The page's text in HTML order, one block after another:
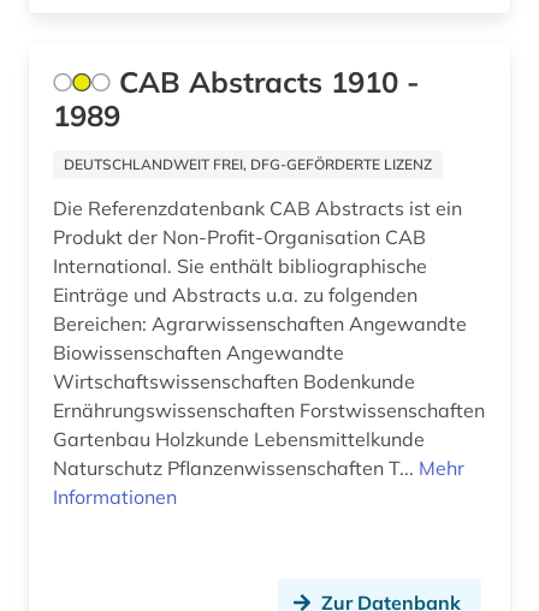
CAB Abstracts 1910 -
1989
DEUTSCHLANDWEIT FREI, DFG-GEFÖRDERTE LIZENZ
Die Referenzdatenbank CAB Abstracts ist ein
Produkt der Non-Profit-Organisation CAB
International. Sie enthält bibliographische
Einträge und Abstracts u.a. zu folgenden
Bereichen: Agrarwissenschaften Angewandte
Biowissenschaften Angewandte
Wirtschaftswissenschaften Bodenkunde
Ernährungswissenschaften Forstwissenschaften
Gartenbau Holzkunde Lebensmittelkunde
Naturschutz Pflanzenwissenschaften T... Mehr
Informationen
Zur Datenbank